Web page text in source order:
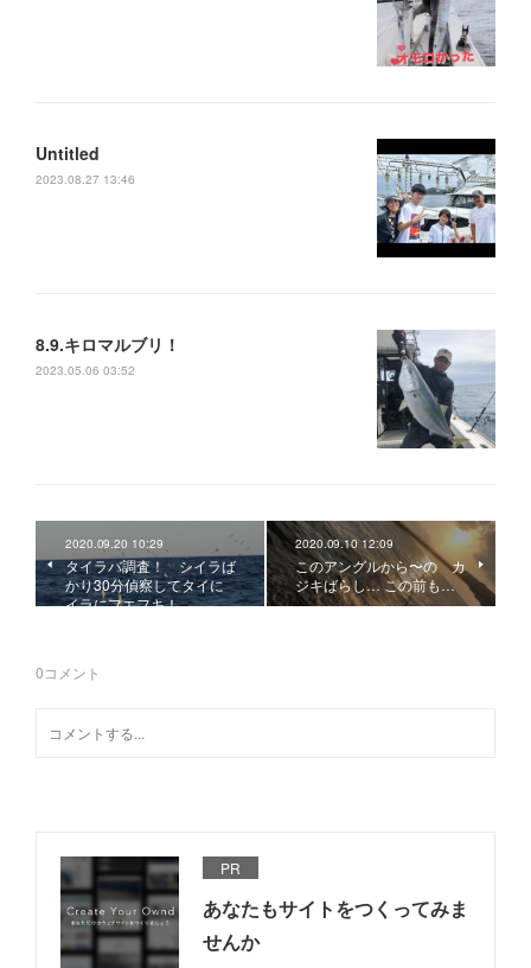
Untitled
2023.08.27 13:46
8.9.キロマルブリ！
2023.05.06 03:52
2020.09.20 10:29
タイラバ調査！ シイラば
かり30分偵察してタイに
イラにフエフキ！
2020.09.10 12:09
このアングルから〜の カ
ジキばらし… この前も…
0コメント
PR
あなたもサイトをつくってみま
せんか